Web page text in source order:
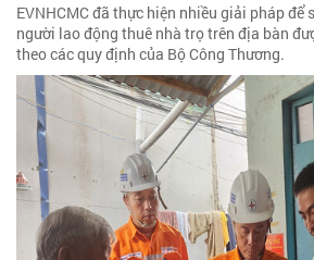
EVNHCMC đã thực hiện nhiều giải pháp để
người lao động thuê nhà trọ trên địa bàn
theo các quy định của Bộ Công Thương.